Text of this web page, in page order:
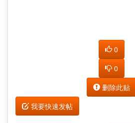
0
0
删除此贴
我要快速发帖